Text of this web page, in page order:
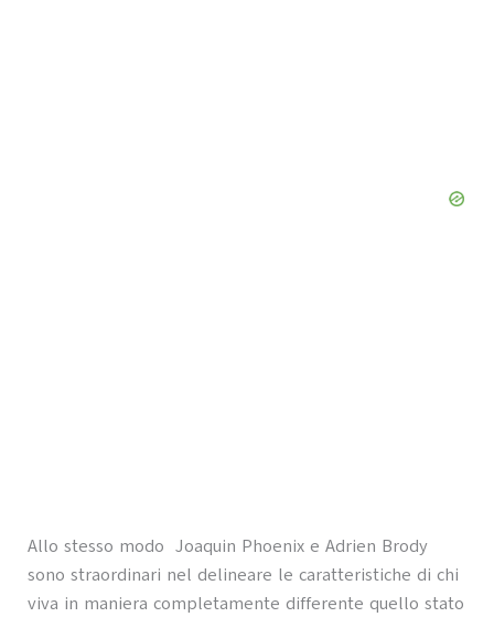
Allo stesso modo Joaquin Phoenix e Adrien Brody
sono straordinari nel delineare le caratteristiche di chi
viva in maniera completamente differente quello stato